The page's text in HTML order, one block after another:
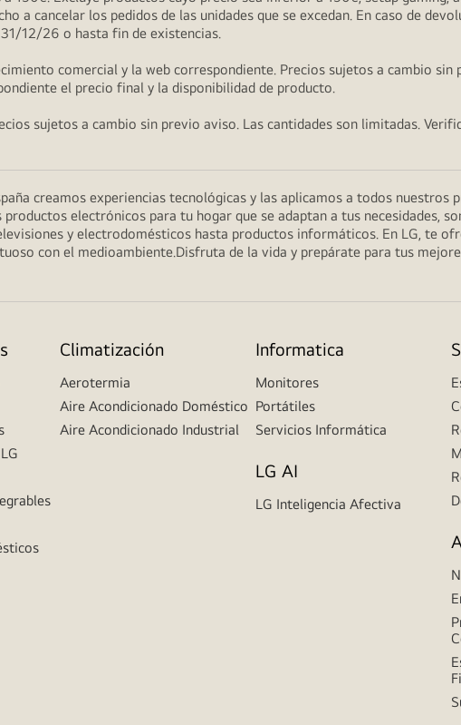
a cancelar los pedidos de las unidades que se excedan. En caso de
12/26 o hasta fin de existencias.
comercial y la web correspondiente. Precios sujetos a cambio sin
el precio final y la disponibilidad de producto.
sujetos a cambio sin previo aviso. Las cantidades son limitadas.
creamos experiencias tecnológicas y las aplicamos a todos nuestros
electrónicos para tu hogar que se adaptan a tus necesidades,
y electrodomésticos hasta productos informáticos. En LG, te
con el medioambiente.Disfruta de la vida y prepárate para tus
Climatización
Aerotermia
Aire Acondicionado Doméstico
Aire Acondicionado Industrial
Informatica
Monitores
Portátiles
Servicios Informática
LG AI
LG Inteligencia Afectiva